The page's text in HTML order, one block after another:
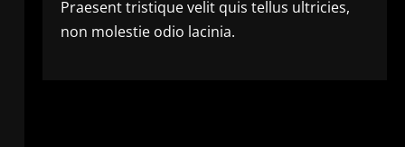
Praesent tristique velit quis tellus ultricies,
non molestie odio lacinia.